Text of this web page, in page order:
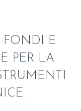
FONDI E
PER LA